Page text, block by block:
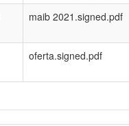
maib 2021.signed.pdf
oferta.signed.pdf